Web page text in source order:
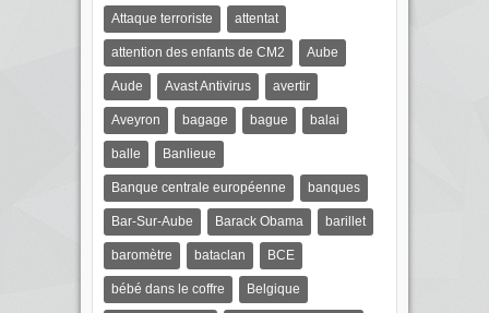
Attaque terroriste attentat
attention des enfants de CM2 Aube
Aude Avast Antivirus avertir
Aveyron bagage bague balai
balle Banlieue
Banque centrale européenne banques
Bar-Sur-Aube Barack Obama barillet
baromètre bataclan BCE
bébé dans le coffre Belgique